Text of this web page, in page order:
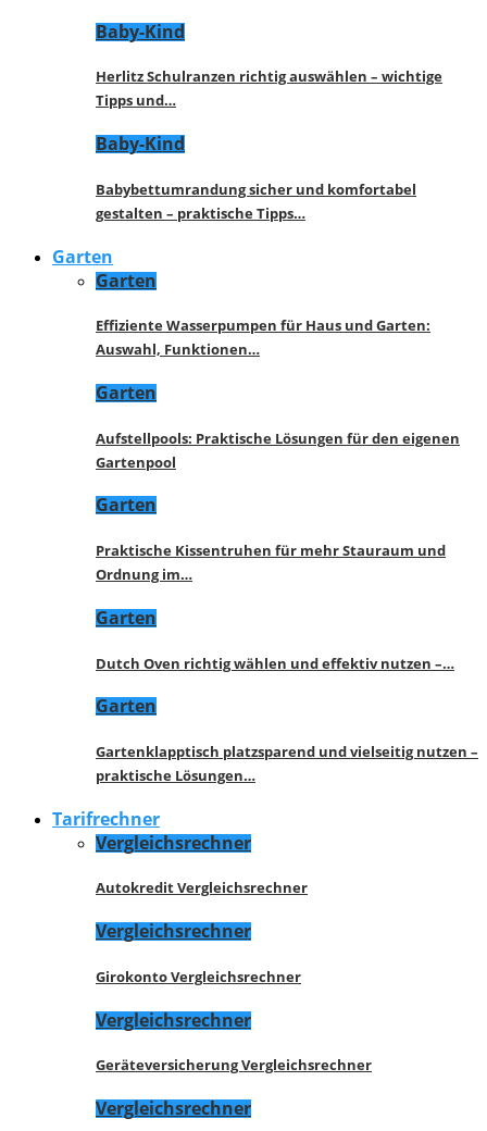
Baby-Kind
Herlitz Schulranzen richtig auswählen – wichtige
Tipps und…
Baby-Kind
Babybettumrandung sicher und komfortabel
gestalten – praktische Tipps…
Garten
Garten
Effiziente Wasserpumpen für Haus und Garten:
Auswahl, Funktionen…
Garten
Aufstellpools: Praktische Lösungen für den eigenen
Gartenpool
Garten
Praktische Kissentruhen für mehr Stauraum und
Ordnung im…
Garten
Dutch Oven richtig wählen und effektiv nutzen –…
Garten
Gartenklapptisch platzsparend und vielseitig nutzen –
praktische Lösungen…
Tarifrechner
Vergleichsrechner
Autokredit Vergleichsrechner
Vergleichsrechner
Girokonto Vergleichsrechner
Vergleichsrechner
Geräteversicherung Vergleichsrechner
Vergleichsrechner